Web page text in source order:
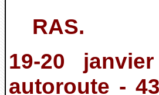
RAS.
19-20
autoroute -